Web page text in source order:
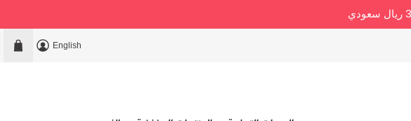
English